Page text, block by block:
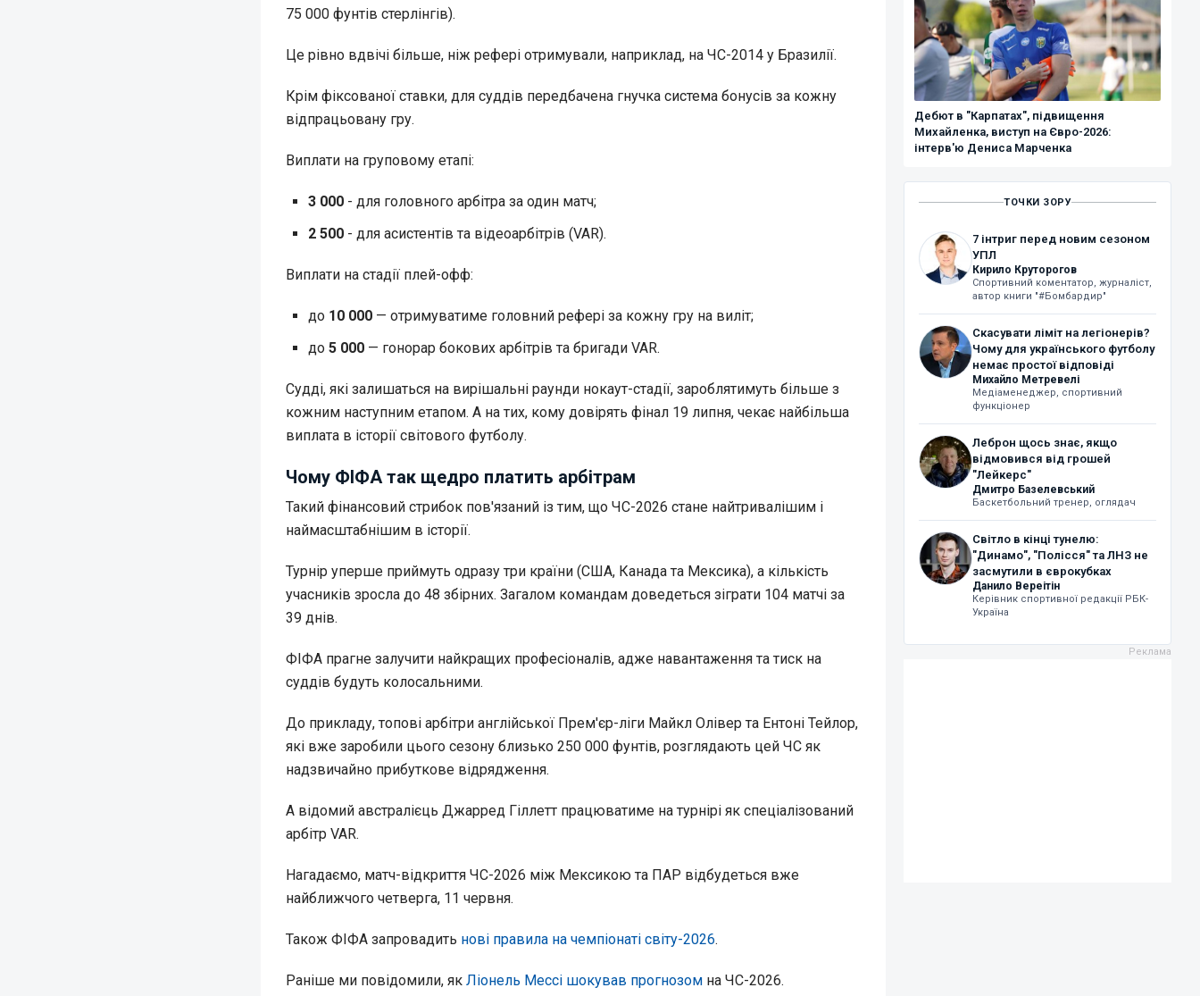
75 000 фунтів стерлінгів).
Це рівно вдвічі більше, ніж рефері отримували, наприклад, на ЧС-2014 у Бразилії.
Крім фіксованої ставки, для суддів передбачена гнучка система бонусів за кожну
відпрацьовану гру.
Виплати на груповому етапі:
3 000 - для головного арбітра за один матч;
2 500 - для асистентів та відеоарбітрів (VAR).
Виплати на стадії плей-офф:
до 10 000 — отримуватиме головний рефері за кожну гру на виліт;
до 5 000 — гонорар бокових арбітрів та бригади VAR.
Судді, які залишаться на вирішальні раунди нокаут-стадії, зароблятимуть більше з
кожним наступним етапом. А на тих, кому довірять фінал 19 липня, чекає найбільша
виплата в історії світового футболу.
Чому ФІФА так щедро платить арбітрам
Такий фінансовий стрибок пов'язаний із тим, що ЧС-2026 стане найтривалішим і
наймасштабнішим в історії.
Турнір уперше приймуть одразу три країни (США, Канада та Мексика), а кількість
учасників зросла до 48 збірних. Загалом командам доведеться зіграти 104 матчі за
39 днів.
ФІФА прагне залучити найкращих професіоналів, адже навантаження та тиск на
суддів будуть колосальними.
До прикладу, топові арбітри англійської Прем'єр-ліги Майкл Олівер та Ентоні Тейлор,
які вже заробили цього сезону близько 250 000 фунтів, розглядають цей ЧС як
надзвичайно прибуткове відрядження.
А відомий австралієць Джарред Гіллетт працюватиме на турнірі як спеціалізований
арбітр VAR.
Нагадаємо, матч-відкриття ЧС-2026 між Мексикою та ПАР відбудеться вже
найближчого четверга, 11 червня.
Також ФІФА запровадить нові правила на чемпіонаті світу-2026.
Раніше ми повідомили, як Ліонель Мессі шокував прогнозом на ЧС-2026.
Дебют в "Карпатах", підвищення
Михайленка, виступ на Євро-2026:
інтерв'ю Дениса Марченка
ТОЧКИ ЗОРУ
7 інтриг перед новим сезоном
УПЛ
Кирило Круторогов
Спортивний коментатор, журналіст,
автор книги "#Бомбардир"
Скасувати ліміт на легіонерів?
Чому для українського футболу
немає простої відповіді
Михайло Метревелі
Медіаменеджер, спортивний
функціонер
Леброн щось знає, якщо
відмовився від грошей
"Лейкерс"
Дмитро Базелевський
Баскетбольний тренер, оглядач
Світло в кінці тунелю:
"Динамо", "Полісся" та ЛНЗ не
засмутили в єврокубках
Данило Вереітін
Керівник спортивної редакції РБК-
Україна